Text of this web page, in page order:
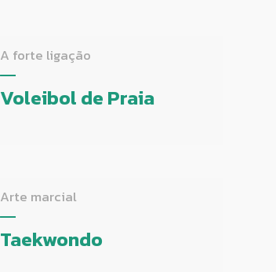
A forte ligação
Voleibol de Praia
Arte marcial
Taekwondo